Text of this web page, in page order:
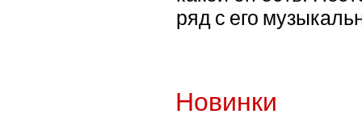
ряд с его
Новинки